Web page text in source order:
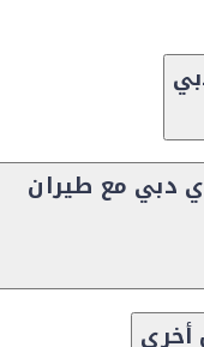
دبي مع طيران
أخرى